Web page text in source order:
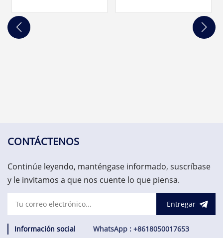
analógicas; Posibilidad de
señal de corriente o
tensión; Resolución del
Pertenece a la gama
X20.Módulo de entradas
digitales X20, 6 entradas, 24
CONTÁCTENOS
Continúe leyendo, manténgase informado, suscríbase
y le invitamos a que nos cuente lo que piensa.
Entregar
Información social WhatsApp : +8618050017653